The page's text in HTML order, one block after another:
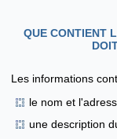
QUE CONTIENT
Les informations
le nom et
une description